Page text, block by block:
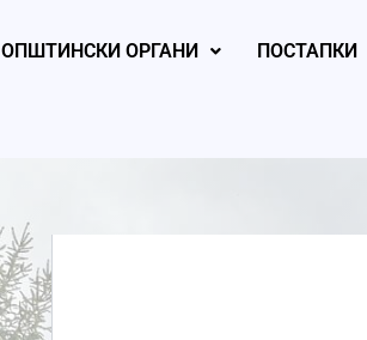
ОПШТИНСКИ ОРГАНИ ПОСТАПКИ